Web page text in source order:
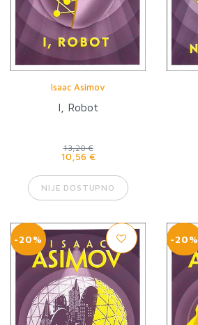
Isaac Asimov
I, Robot
13,20 €
10,56 €
NIJE DOSTUPNO
-20% -20%